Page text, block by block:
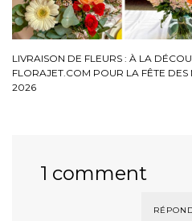
LIVRAISON DE FLEURS : À LA
FLORAJET.COM POUR LA FÊTE DES
2026
1 comment